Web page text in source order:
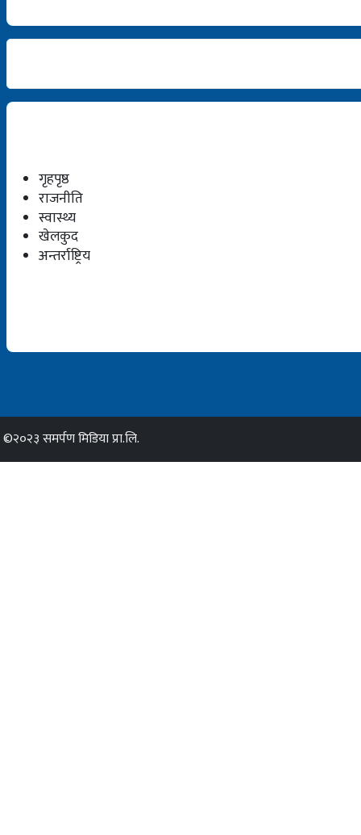
गृहपृष्ठ
राजनीति
स्वास्थ्य
खेलकुद
अन्तर्राष्ट्रिय
©२०२३ समर्पण मिडिया प्रा.लि.